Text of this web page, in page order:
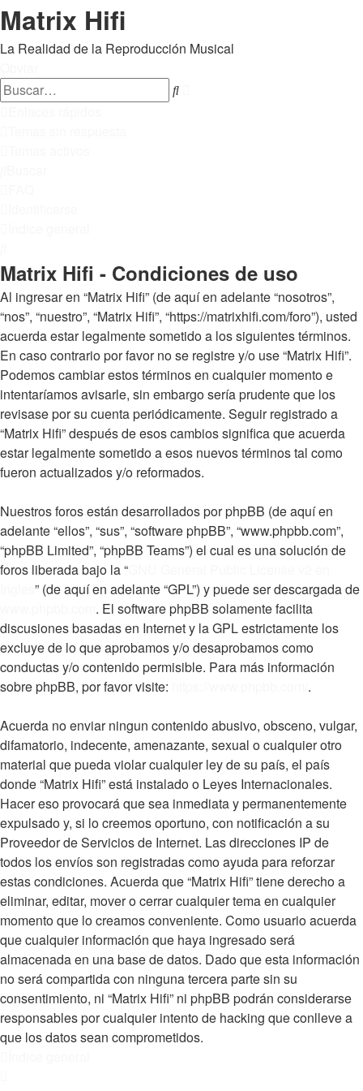
Matrix Hifi
La Realidad de la Reproducción Musical
Buscar
Matrix Hifi - Condiciones de uso
Al ingresar en “Matrix Hifi” (de aquí en adelante “nosotros”,
“nos”, “nuestro”, “Matrix Hifi”, “https://matrixhifi.com/foro”), usted
acuerda estar legalmente sometido a los siguientes términos.
En caso contrario por favor no se registre y/o use “Matrix Hifi”.
Podemos cambiar estos términos en cualquier momento e
intentaríamos avisarle, sin embargo sería prudente que los
revisase por su cuenta periódicamente. Seguir registrado a
“Matrix Hifi” después de esos cambios significa que acuerda
estar legalmente sometido a esos nuevos términos tal como
fueron actualizados y/o reformados.
Nuestros foros están desarrollados por phpBB (de aquí en
adelante “ellos”, “sus”, “software phpBB”, “www.phpbb.com”,
“phpBB Limited”, “phpBB Teams”) el cual es una solución de
foros liberada bajo la “
” (de aquí en adelante “GPL”) y puede ser descargada de
. El software phpBB solamente facilita
discusiones basadas en Internet y la GPL estrictamente los
excluye de lo que aprobamos y/o desaprobamos como
conductas y/o contenido permisible. Para más información
sobre phpBB, por favor visite:
.
Acuerda no enviar ningun contenido abusivo, obsceno, vulgar,
difamatorio, indecente, amenazante, sexual o cualquier otro
material que pueda violar cualquier ley de su país, el país
donde “Matrix Hifi” está instalado o Leyes Internacionales.
Hacer eso provocará que sea inmediata y permanentemente
expulsado y, si lo creemos oportuno, con notificación a su
Proveedor de Servicios de Internet. Las direcciones IP de
todos los envíos son registradas como ayuda para reforzar
estas condiciones. Acuerda que “Matrix Hifi” tiene derecho a
eliminar, editar, mover o cerrar cualquier tema en cualquier
momento que lo creamos conveniente. Como usuario acuerda
que cualquier información que haya ingresado será
almacenada en una base de datos. Dado que esta información
no será compartida con ninguna tercera parte sin su
consentimiento, ni “Matrix Hifi” ni phpBB podrán considerarse
responsables por cualquier intento de hacking que conlleve a
que los datos sean comprometidos.